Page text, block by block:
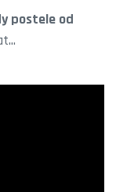
postele od